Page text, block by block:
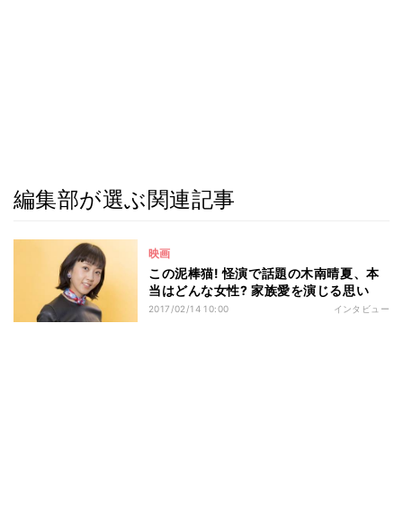
編集部が選ぶ関連記事
映画
この泥棒猫! 怪演で話題の木南晴夏、本
当はどんな女性? 家族愛を演じる思い
2017/02/14 10:00 インタビュー